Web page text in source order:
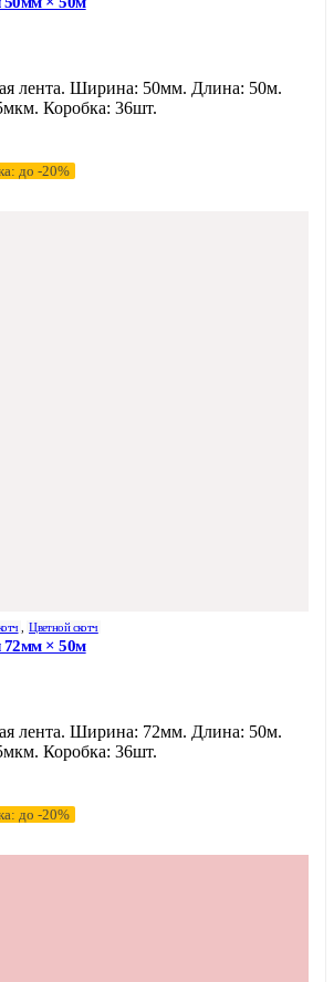
лента. Ширина: 50мм. Длина: 50м.
Коробка: 36шт.
до -20%
, Цветной скотч
72мм × 50м
лента. Ширина: 72мм. Длина: 50м.
Коробка: 36шт.
до -20%